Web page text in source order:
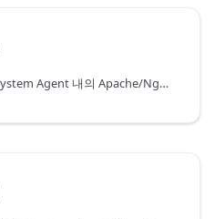
Web 서버가 설치된 머신에 System Agent 내의 Apache/Nginx/HAProxy Plugin을 통해서 웹서버의 정보를 수집한다.